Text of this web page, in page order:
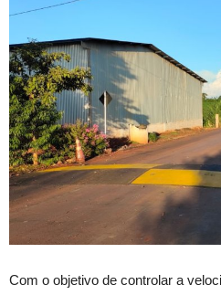
Com o objetivo de controlar a